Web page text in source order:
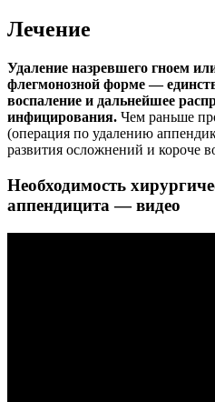
Лечение
Удаление назревшего гноем
флегмонозной форме —
воспаление и дальнейшее
инфицирования. Чем раньше
(операция по удалению
развития осложнений и короче
Необходимость
аппендицита — видео